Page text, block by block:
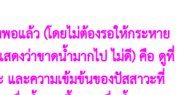
อแล้ว (โดยไม่ต้องรอให้กระหาย
ดงว่าขาดน้ำมากไป ไม่ดี) คือ ดูที่
และความเข้มข้นของปัสสาวะที่